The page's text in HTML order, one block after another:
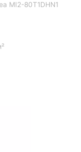
MI2-80T1DHN1